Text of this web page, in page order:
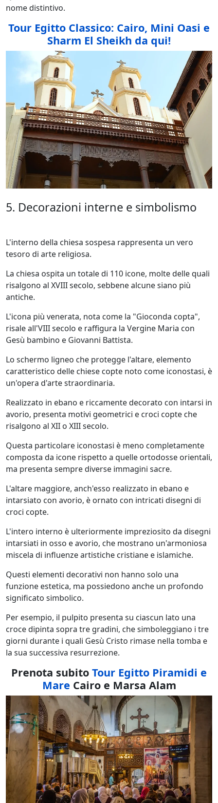
nome distintivo.
Tour Egitto Classico: Cairo, Mini Oasi e
Sharm El Sheikh da qui!
5. Decorazioni interne e simbolismo
L'interno della chiesa sospesa rappresenta un vero
tesoro di arte religiosa.
La chiesa ospita un totale di 110 icone, molte delle quali
risalgono al XVIII secolo, sebbene alcune siano più
antiche.
L'icona più venerata, nota come la "Gioconda copta",
risale all'VIII secolo e raffigura la Vergine Maria con
Gesù bambino e Giovanni Battista.
Lo schermo ligneo che protegge l'altare, elemento
caratteristico delle chiese copte noto come iconostasi, è
un'opera d'arte straordinaria.
Realizzato in ebano e riccamente decorato con intarsi in
avorio, presenta motivi geometrici e croci copte che
risalgono al XII o XIII secolo.
Questa particolare iconostasi è meno completamente
composta da icone rispetto a quelle ortodosse orientali,
ma presenta sempre diverse immagini sacre.
L'altare maggiore, anch'esso realizzato in ebano e
intarsiato con avorio, è ornato con intricati disegni di
croci copte.
L'intero interno è ulteriormente impreziosito da disegni
intarsiati in osso e avorio, che mostrano un'armoniosa
miscela di influenze artistiche cristiane e islamiche.
Questi elementi decorativi non hanno solo una
funzione estetica, ma possiedono anche un profondo
significato simbolico.
Per esempio, il pulpito presenta su ciascun lato una
croce dipinta sopra tre gradini, che simboleggiano i tre
giorni durante i quali Gesù Cristo rimase nella tomba e
la sua successiva resurrezione.
Prenota subito Tour Egitto Piramidi e
Mare Cairo e Marsa Alam